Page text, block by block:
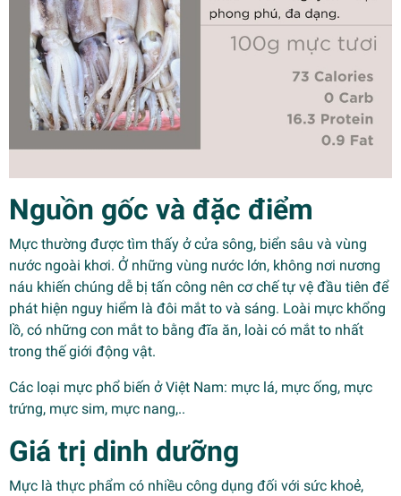
Nguồn gốc và đặc điểm
Mực thường được tìm thấy ở cửa sông, biển sâu và vùng
nước ngoài khơi. Ở những vùng nước lớn, không nơi nương
náu khiến chúng dễ bị tấn công nên cơ chế tự vệ đầu tiên để
phát hiện nguy hiểm là đôi mắt to và sáng. Loài mực khổng
lồ, có những con mắt to bằng đĩa ăn, loài có mắt to nhất
trong thế giới động vật.
Các loại mực phổ biến ở Việt Nam: mực lá, mực ống, mực
trứng, mực sim, mực nang,..
Giá trị dinh dưỡng
Mực là thực phẩm có nhiều công dụng đối với sức khoẻ,